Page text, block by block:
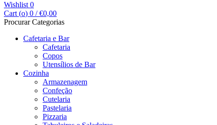
Wishlist 0
Cart (o) 0 / €0,00
Procurar Categorias
Cafetaria e Bar
Cafetaria
Copos
Utensílios de Bar
Cozinha
Armazenagem
Confeção
Cutelaria
Pastelaria
Pizzaria